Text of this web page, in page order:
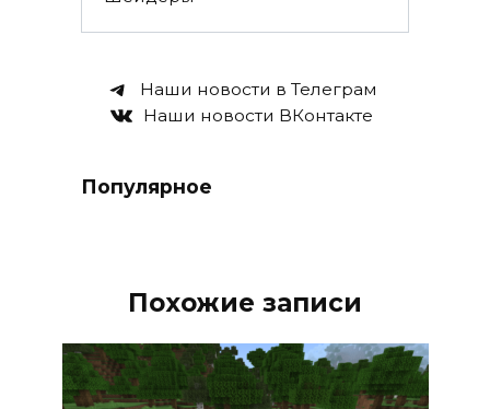
Наши новости в Телеграм
Наши новости ВКонтакте
Популярное
Похожие записи